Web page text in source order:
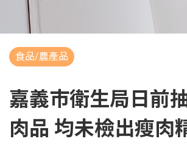
食品/農產品
嘉義市衛生局日前
肉品 均未檢出瘦肉